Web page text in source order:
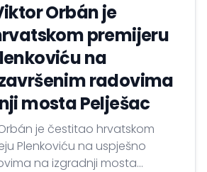
Orbán je
premijeru
na
radovima
mosta Pelješac
je čestitao hrvatskom
Plenkoviću na uspješno
na izgradnji mosta